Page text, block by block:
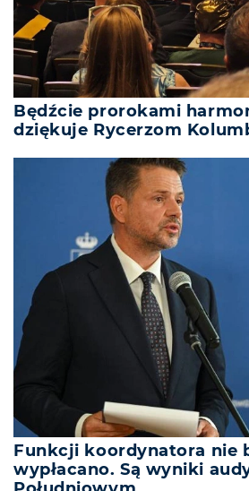
Będźcie prorokami
dziękuje Rycerzom
Funkcji koordynatora nie
wypłacano. Są wyniki